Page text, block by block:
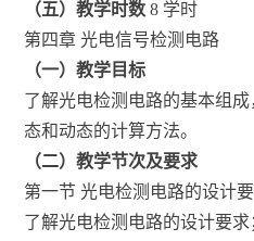
（五）教学时数8 学时
第四章 光电信号检测电路
（一）教学目标
了解光电检测电路的基本组
态和动态的计算方法。
（二）教学节次及要求
第一节 光电检测电路的设计
了解光电检测电路的设计要